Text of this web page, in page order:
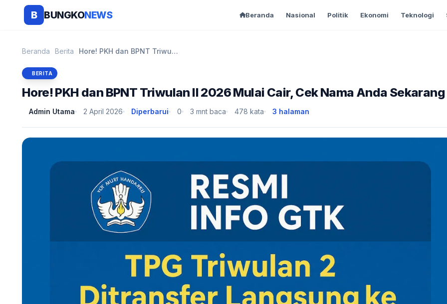
B BUNGKONEWS Beranda Nasional Politik Ekonomi Teknologi
Beranda Berita Hore! PKH dan BPNT Triwulan II 2026 Mulai Cair, Ce...
BERITA
Hore! PKH dan BPNT Triwulan II 2026 Mulai Cair, Cek Nama Anda Sekarang
Admin Utama 2 April 2026 Diperbarui 0 3 mnt baca 478 kata 3 halaman